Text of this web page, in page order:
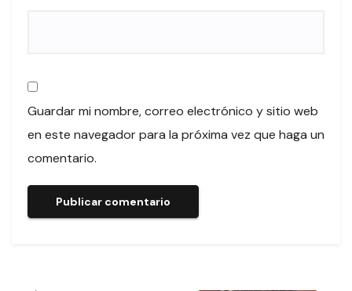
Guardar mi nombre, correo electrónico y sitio web
en este navegador para la próxima vez que haga un
comentario.